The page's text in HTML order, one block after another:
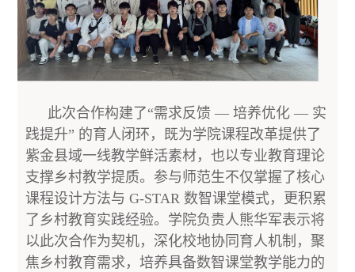
此次合作构建了“需求反馈 — 培养优化 — 实
践提升” 的育人闭环，既为学院课程改革提供了
紫金县域一线教学鲜活素材，也以专业教育理论
支撑乡村教学提质。参与师范生不仅掌握了核心
课程设计方法与 G-STAR 数智课堂模式，更积累
了乡村教育实践经验。学院负责人熊华军表示将
以此次合作为契机，深化校地协同育人机制，聚
焦乡村教育需求，培养具备数智课堂教学能力的